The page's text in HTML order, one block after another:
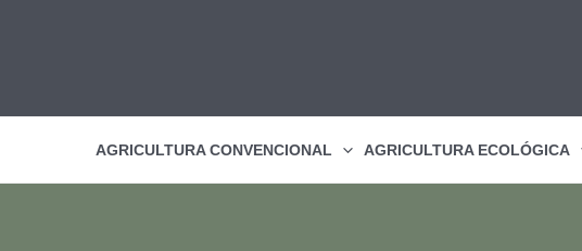
AGRICULTURA CONVENCIONAL AGRICULTURA ECOLÓGICA